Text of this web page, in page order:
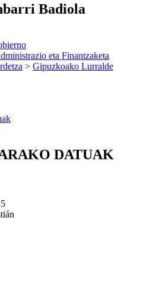
Badiola
eta Finantzaketa
> Gipuzkoako Lurralde
DATUAK